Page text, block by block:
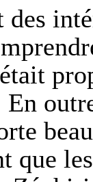
En
que